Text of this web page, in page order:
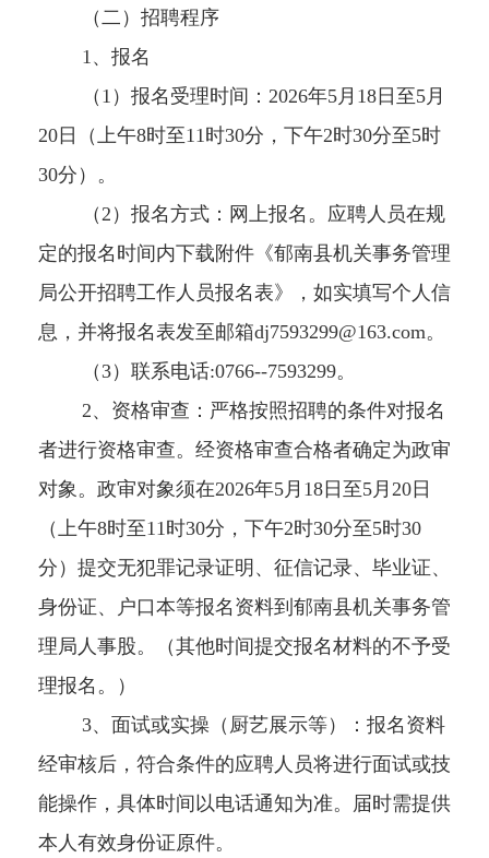
（二）招聘程序
1、报名
（1）报名受理时间：2026年5月18日至5月
20日（上午8时至11时30分，下午2时30分至5时
30分）。
（2）报名方式：网上报名。应聘人员在规
定的报名时间内下载附件《郁南县机关事务管理
局公开招聘工作人员报名表》，如实填写个人信
息，并将报名表发至邮箱dj7593299@163.com。
（3）联系电话:0766--7593299。
2、资格审查：严格按照招聘的条件对报名
者进行资格审查。经资格审查合格者确定为政审
对象。政审对象须在2026年5月18日至5月20日
（上午8时至11时30分，下午2时30分至5时30
分）提交无犯罪记录证明、征信记录、毕业证、
身份证、户口本等报名资料到郁南县机关事务管
理局人事股。（其他时间提交报名材料的不予受
理报名。）
3、面试或实操（厨艺展示等）：报名资料
经审核后，符合条件的应聘人员将进行面试或技
能操作，具体时间以电话通知为准。届时需提供
本人有效身份证原件。